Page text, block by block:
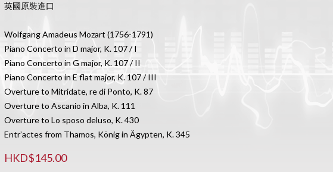
英國原裝進口
Wolfgang Amadeus Mozart (1756-1791)
Piano Concerto in D major, K. 107 / I
Piano Concerto in G major, K. 107 / II
Piano Concerto in E flat major, K. 107 / III
Overture to Mitridate, re di Ponto, K. 87
Overture to Ascanio in Alba, K. 111
Overture to Lo sposo deluso, K. 430
Entr’actes from Thamos, König in Ägypten, K. 345
HKD$145.00